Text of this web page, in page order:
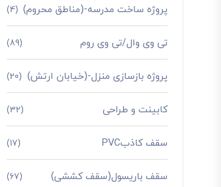
پروژه ساخت مدرسه-(مناطق محروم) (4)
تی وی وال/تی وی روم (89)
پروژه بازسازی منزل-(خیابان ارتش) (20)
کابینت و طراحی (32)
سقف کاذبPVC (17)
سقف باریسول(سقف کششی) (67)